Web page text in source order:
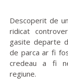
Descoperit de
ridicat
gasite departe
de parca ar fi
credeau a fi
regiune.